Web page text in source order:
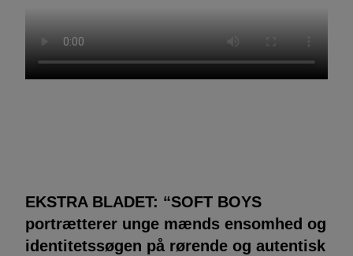
EKSTRA BLADET: “SOFT BOYS
portrætterer unge mænds ensomhed og
identitetssøgen på rørende og autentisk